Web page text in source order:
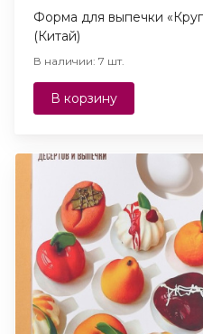
Форма для выпечки
(Китай)
В наличии: 7 шт.
В корзину